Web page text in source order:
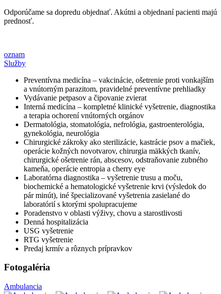
Odporúčame sa dopredu objednať. Akútni a objednaní pacienti majú
prednosť.
oznam
Služby
Preventívna medicína – vakcinácie, ošetrenie proti vonkajším
a vnútorným parazitom, pravidelné preventívne prehliadky
Vydávanie petpasov a čipovanie zvierat
Interná medicína – kompletné klinické vyšetrenie, diagnostika
a terapia ochorení vnútorných orgánov
Dermatológia, stomatológia, nefrológia, gastroenterológia,
gynekológia, neurológia
Chirurgické zákroky ako sterilizácie, kastrácie psov a mačiek,
operácie kožných novotvarov, chirurgia mäkkých tkanív,
chirurgické ošetrenie rán, abscesov, odstraňovanie zubného
kameňa, operácie entropia a cherry eye
Laboratórna diagnostika – vyšetrenie trusu a moču,
biochemické a hematologické vyšetrenie krvi (výsledok do
pár minút), iné špecializované vyšetrenia zasielané do
laboratórií s ktorými spolupracujeme
Poradenstvo v oblasti výživy, chovu a starostlivosti
Denná hospitalizácia
USG vyšetrenie
RTG vyšetrenie
Predaj krmív a rôznych prípravkov
Fotogaléria
Ambulancia